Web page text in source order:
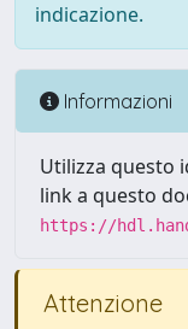
indicazione.
Informazioni
Utilizza questo
link a questo
https://
Attenzione